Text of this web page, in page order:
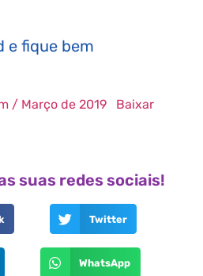
e fique bem
/ Março de 2019 Baixar
suas redes sociais!
Twitter
WhatsApp